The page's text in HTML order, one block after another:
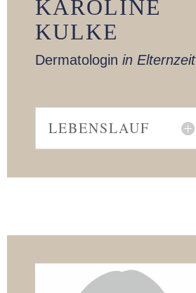
KAROLINE
KULKE
Dermatologin in Elternzeit
LEBENSLAUF